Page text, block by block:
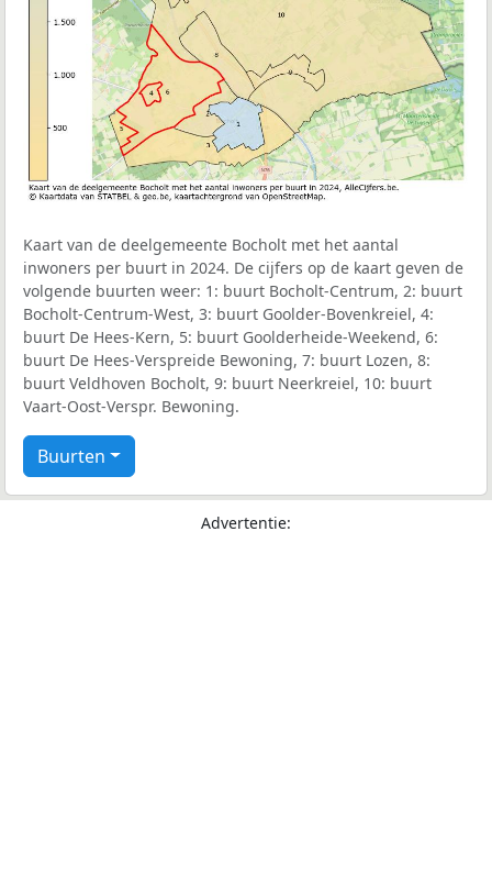
Kaart van de deelgemeente Bocholt met het aantal
inwoners per buurt in 2024. De cijfers op de kaart geven de
volgende buurten weer: 1: buurt Bocholt-Centrum, 2: buurt
Bocholt-Centrum-West, 3: buurt Goolder-Bovenkreiel, 4:
buurt De Hees-Kern, 5: buurt Goolderheide-Weekend, 6:
buurt De Hees-Verspreide Bewoning, 7: buurt Lozen, 8:
buurt Veldhoven Bocholt, 9: buurt Neerkreiel, 10: buurt
Vaart-Oost-Verspr. Bewoning.
Buurten
Advertentie: